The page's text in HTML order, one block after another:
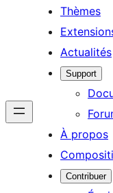
Thèmes
Actualités
Support
À propos
Contribuer